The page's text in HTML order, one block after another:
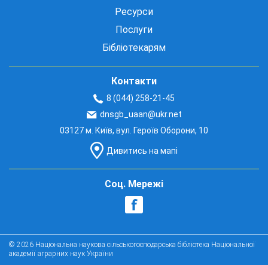
Ресурси
Послуги
Бібліотекарям
Контакти
8 (044) 258-21-45
dnsgb_uaan@ukr.net
03127 м. Київ, вул. Героїв Оборони, 10
Дивитись на мапі
Соц. Мережі
© 2026 Національна наукова сільськогосподарська бібліотека Національної
академії аграрних наук України